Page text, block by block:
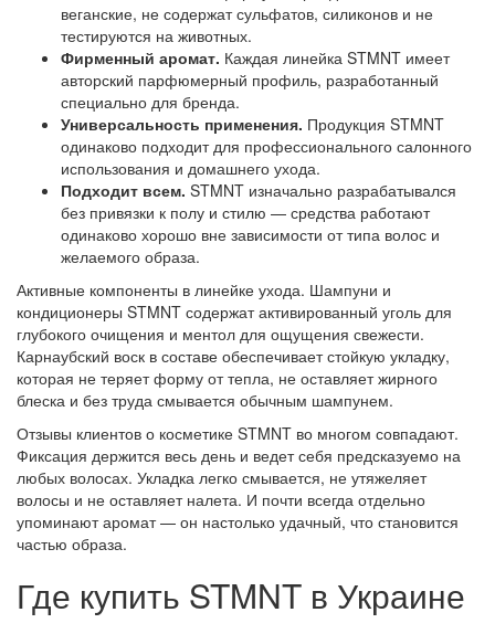
веганские, не содержат сульфатов, силиконов и не
тестируются на животных.
Фирменный аромат. Каждая линейка STMNT имеет
авторский парфюмерный профиль, разработанный
специально для бренда.
Универсальность применения. Продукция STMNT
одинаково подходит для профессионального салонного
использования и домашнего ухода.
Подходит всем. STMNT изначально разрабатывался
без привязки к полу и стилю — средства работают
одинаково хорошо вне зависимости от типа волос и
желаемого образа.
Активные компоненты в линейке ухода. Шампуни и
кондиционеры STMNT содержат активированный уголь для
глубокого очищения и ментол для ощущения свежести.
Карнаубский воск в составе обеспечивает стойкую укладку,
которая не теряет форму от тепла, не оставляет жирного
блеска и без труда смывается обычным шампунем.
Отзывы клиентов о косметике STMNT во многом совпадают.
Фиксация держится весь день и ведет себя предсказуемо на
любых волосах. Укладка легко смывается, не утяжеляет
волосы и не оставляет налета. И почти всегда отдельно
упоминают аромат — он настолько удачный, что становится
частью образа.
Где купить STMNT в Украине